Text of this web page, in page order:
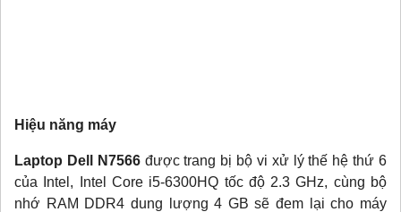
Hiệu năng máy
Laptop Dell N7566 được trang bị bộ vi xử lý thế hệ thứ 6
của Intel, Intel Core i5-6300HQ tốc độ 2.3 GHz, cùng bộ
nhớ RAM DDR4 dung lượng 4 GB sẽ đem lại cho máy